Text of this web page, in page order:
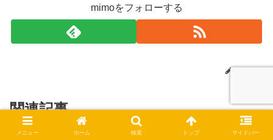
mimoをフォローする
mimo
関連記事
メニュー ホーム 検索 トップ サイドバー